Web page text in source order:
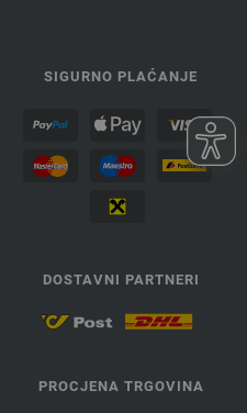
SIGURNO PLAĆANJE
DOSTAVNI PARTNERI
PROCJENA TRGOVINA